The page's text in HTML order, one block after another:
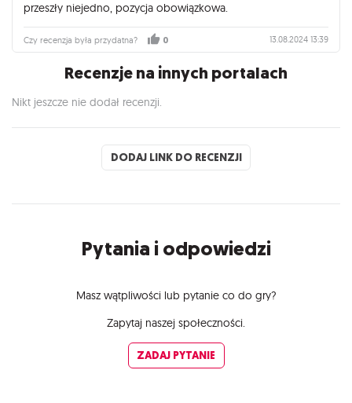
przeszły niejedno, pozycja obowiązkowa.
Czy recenzja była przydatna? 0 13.08.2024 13:39
Recenzje na innych portalach
Nikt jeszcze nie dodał recenzji.
DODAJ LINK DO RECENZJI
Pytania i odpowiedzi
Masz wątpliwości lub pytanie co do gry?
Zapytaj naszej społeczności.
ZADAJ PYTANIE